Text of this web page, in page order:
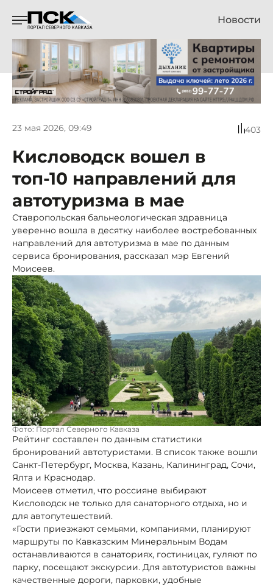
Новости
23 мая 2026, 09:49 403
Кисловодск вошел в
топ-10 направлений для
автотуризма в мае
Ставропольская бальнеологическая здравница
уверенно вошла в десятку наиболее востребованных
направлений для автотуризма в мае по данным
сервиса бронирования, рассказал мэр Евгений
Моисеев.
Фото: Портал Северного Кавказа
Рейтинг составлен по данным статистики
бронирований автотуристами. В список также вошли
Санкт-Петербург, Москва, Казань, Калининград, Сочи,
Ялта и Краснодар.
Моисеев отметил, что россияне выбирают
Кисловодск не только для санаторного отдыха, но и
для автопутешествий.
«Гости приезжают семьями, компаниями, планируют
маршруты по Кавказским Минеральным Водам
останавливаются в санаториях, гостиницах, гуляют по
парку, посещают экскурсии. Для автотуристов важны
качественные дороги, парковки, удобные